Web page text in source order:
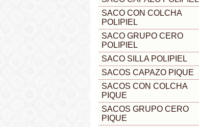
SACO CON COLCHA
POLIPIEL
SACO GRUPO CERO
POLIPIEL
SACO SILLA POLIPIEL
SACOS CAPAZO PIQUE
SACOS CON COLCHA
PIQUE
SACOS GRUPO CERO
PIQUE